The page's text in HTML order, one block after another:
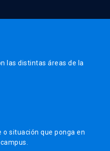
las distintas áreas de la
situación que ponga en